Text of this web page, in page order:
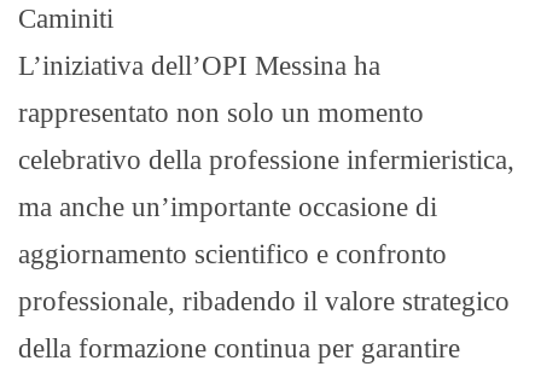
Caminiti
L’iniziativa dell’OPI Messina ha
rappresentato non solo un momento
celebrativo della professione infermieristica,
ma anche un’importante occasione di
aggiornamento scientifico e confronto
professionale, ribadendo il valore strategico
della formazione continua per garantire